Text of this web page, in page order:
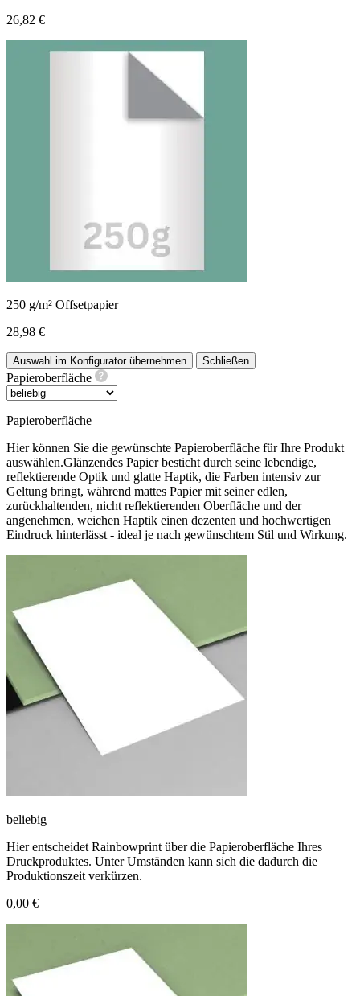
26,82 €
250 g/m² Offsetpapier
28,98 €
Auswahl im Konfigurator übernehmen Schließen
Papieroberfläche
Papieroberfläche
Hier können Sie die gewünschte Papieroberfläche für Ihre Produkt
auswählen.Glänzendes Papier besticht durch seine lebendige,
reflektierende Optik und glatte Haptik, die Farben intensiv zur
Geltung bringt, während mattes Papier mit seiner edlen,
zurückhaltenden, nicht reflektierenden Oberfläche und der
angenehmen, weichen Haptik einen dezenten und hochwertigen
Eindruck hinterlässt - ideal je nach gewünschtem Stil und Wirkung.
beliebig
Hier entscheidet Rainbowprint über die Papieroberfläche Ihres
Druckproduktes. Unter Umständen kann sich die dadurch die
Produktionszeit verkürzen.
0,00 €